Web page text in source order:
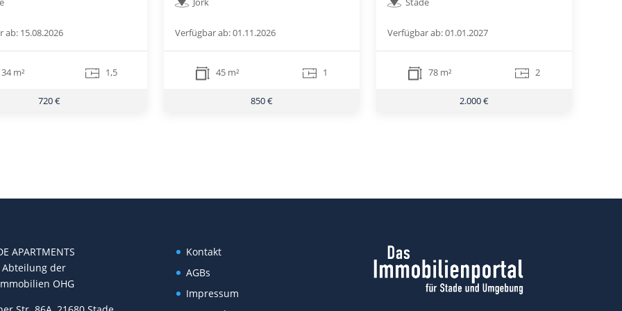
ab: 15.08.2026
34 m² 1,5
720 €
Verfügbar ab: 01.11.2026
45 m² 1
850 €
Verfügbar ab: 01.01.2027
78 m² 2
2.000 €
APARTMENTS
der
OHG
Kontakt
AGBs
Impressum